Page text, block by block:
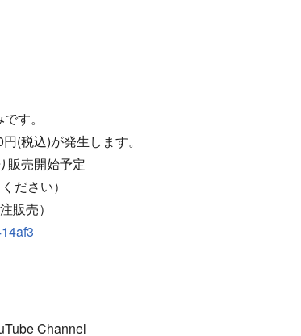
す。
(税込)が発生します。
販売開始予定
ださい）
販売）
Channel